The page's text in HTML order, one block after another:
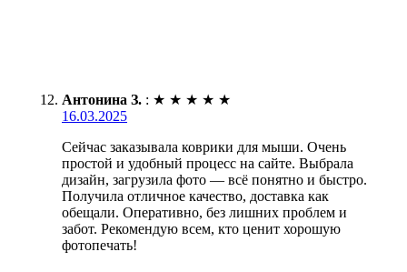
Антонина З. : ★ ★ ★ ★ ★
16.03.2025
Сейчас заказывала коврики для мыши. Очень
простой и удобный процесс на сайте. Выбрала
дизайн, загрузила фото — всё понятно и быстро.
Получила отличное качество, доставка как
обещали. Оперативно, без лишних проблем и
забот. Рекомендую всем, кто ценит хорошую
фотопечать!